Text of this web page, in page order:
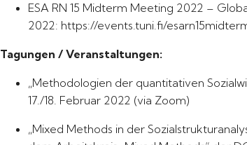
ESA RN 15 Midterm Meeting 2022 –
2022: https://events.tuni.fi/
Tagungen / Veranstaltungen:
„Methodologien der quantitativen
17./18. Februar 2022 (via Zoom)
„Mixed Methods in der